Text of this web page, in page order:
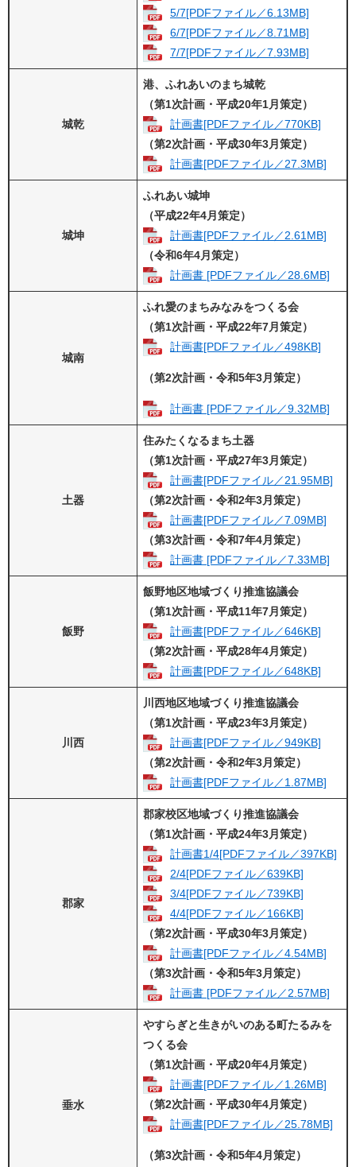
5/7[PDFファイル／6.13MB]
6/7[PDFファイル／8.71MB]
7/7[PDFファイル／7.93MB]
城乾
港、ふれあいのまち城乾
（第1次計画・平成20年1月策定）
計画書[PDFファイル／770KB]
（第2次計画・平成30年3月策定）
計画書[PDFファイル／27.3MB]
城坤
ふれあい城坤
（平成22年4月策定）
計画書[PDFファイル／2.61MB]
（令和6年4月策定）
計画書 [PDFファイル／28.6MB]
城南
ふれ愛のまちみなみをつくる会
（第1次計画・平成22年7月策定）
計画書[PDFファイル／498KB]
（第2次計画・令和5年3月策定）
計画書 [PDFファイル／9.32MB]
土器
住みたくなるまち土器
（第1次計画・平成27年3月策定）
計画書[PDFファイル／21.95MB]
（第2次計画・令和2年3月策定）
計画書[PDFファイル／7.09MB]
（第3次計画・令和7年4月策定）
計画書 [PDFファイル／7.33MB]
飯野
飯野地区地域づくり推進協議会
（第1次計画・平成11年7月策定）
計画書[PDFファイル／646KB]
（第2次計画・平成28年4月策定）
計画書[PDFファイル／648KB]
川西
川西地区地域づくり推進協議会
（第1次計画・平成23年3月策定）
計画書[PDFファイル／949KB]
（第2次計画・令和2年3月策定）
計画書[PDFファイル／1.87MB]
郡家
郡家校区地域づくり推進協議会
（第1次計画・平成24年3月策定）
計画書1/4[PDFファイル／397KB]
2/4[PDFファイル／639KB]
3/4[PDFファイル／739KB]
4/4[PDFファイル／166KB]
（第2次計画・平成30年3月策定）
計画書[PDFファイル／4.54MB]
（第3次計画・令和5年3月策定）
計画書 [PDFファイル／2.57MB]
垂水
やすらぎと生きがいのある町たるみを
つくる会
（第1次計画・ 平成20年4月策定）
計画書[PDFファイル／1.26MB]
（第2次計画・平成30年4月策定）
計画書[PDFファイル／25.78MB]
（第3次計画・令和5年4月策定）